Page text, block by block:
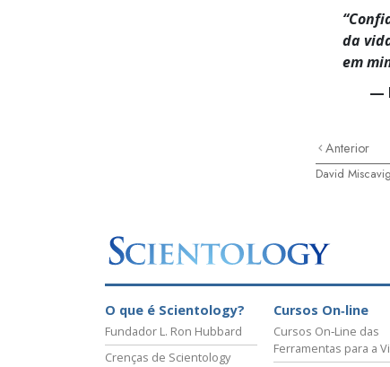
da
em
—
Anterior
David
O que é Scientology?
Fundador L. Ron Hubbard
Crenças de Scientology
Cursos On‑line
Cursos On‑Line das
Ferramentas para a